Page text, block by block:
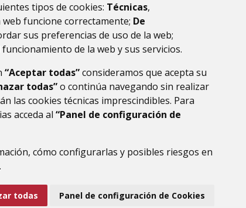
tipos de cookies: Técnicas,
funcione correctamente; De
sus preferencias de uso de la web;
de la web y sus servicios.
“Aceptar todas”consideramos que acepta su
todas”o continúa navegando sin realizar
las cookies técnicas imprescindibles. Para
acceda al “Panel de configuración de
cómo configurarlas y posibles riesgos en
.
todas Panel de configuración de Cookies